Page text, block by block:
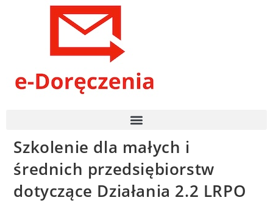
Szkolenie dla małych i
średnich przedsiębiorstw
dotyczące Działania 2.2 LRPO